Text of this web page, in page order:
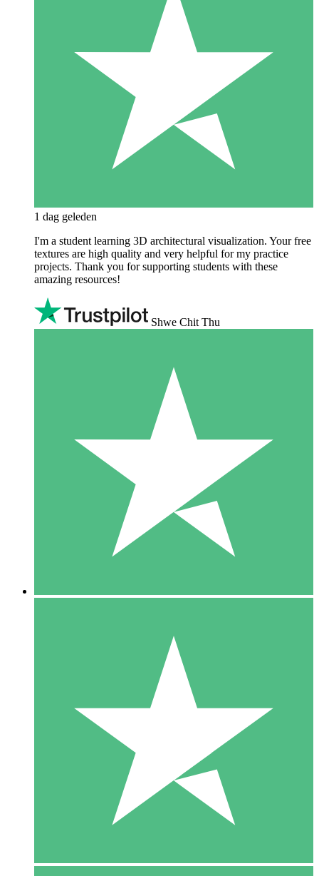
1 dag geleden
I'm a student learning 3D architectural visualization. Your free
textures are high quality and very helpful for my practice
projects. Thank you for supporting students with these
amazing resources!
Shwe Chit Thu